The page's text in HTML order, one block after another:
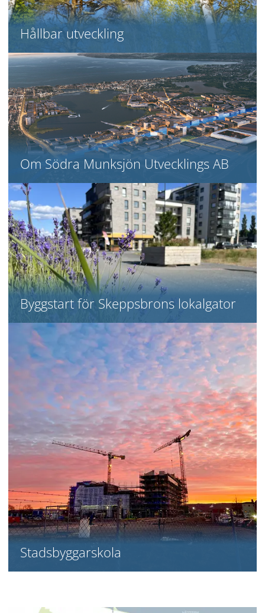
Hållbar utveckling
Om Södra Munksjön Utvecklings AB
Byggstart för Skeppsbrons lokalgator
Stadsbyggarskola